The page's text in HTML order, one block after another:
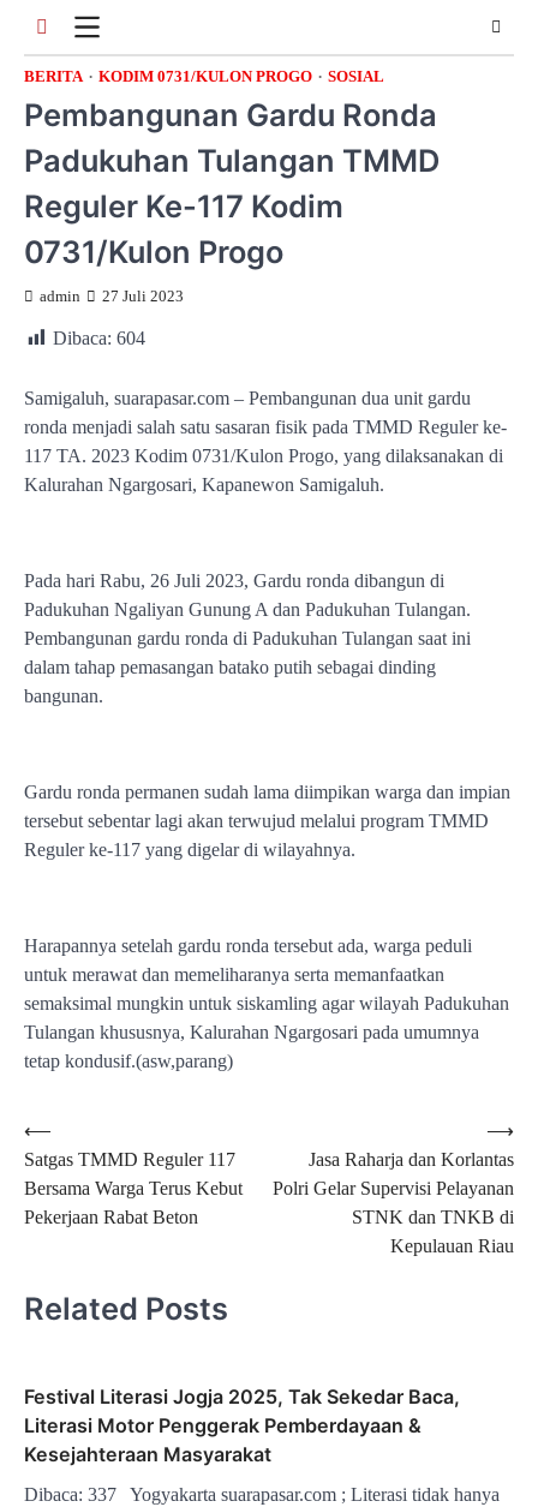
contentBERITA KODIM 0731/KULON PROGO SOSIAL
Pembangunan Gardu Ronda
Padukuhan Tulangan TMMD
Reguler Ke-117 Kodim
0731/Kulon Progo
admin 27 Juli 2023
Dibaca: 604
Samigaluh, suarapasar.com – Pembangunan dua unit gardu
ronda menjadi salah satu sasaran fisik pada TMMD Reguler ke-
117 TA. 2023 Kodim 0731/Kulon Progo, yang dilaksanakan di
Kalurahan Ngargosari, Kapanewon Samigaluh.
Pada hari Rabu, 26 Juli 2023, Gardu ronda dibangun di
Padukuhan Ngaliyan Gunung A dan Padukuhan Tulangan.
Pembangunan gardu ronda di Padukuhan Tulangan saat ini
dalam tahap pemasangan batako putih sebagai dinding
bangunan.
Gardu ronda permanen sudah lama diimpikan warga dan impian
tersebut sebentar lagi akan terwujud melalui program TMMD
Reguler ke-117 yang digelar di wilayahnya.
Harapannya setelah gardu ronda tersebut ada, warga peduli
untuk merawat dan memeliharanya serta memanfaatkan
semaksimal mungkin untuk siskamling agar wilayah Padukuhan
Tulangan khususnya, Kalurahan Ngargosari pada umumnya
tetap kondusif.(asw,parang)
Navigasi
pos
⟵
Satgas TMMD Reguler 117
Bersama Warga Terus Kebut
Pekerjaan Rabat Beton
Jasa Raharja dan Korlantas
Polri Gelar Supervisi Pelayanan
STNK dan TNKB di
Kepulauan Riau
⟶
Related Posts
Festival Literasi Jogja 2025, Tak Sekedar Baca,
Literasi Motor Penggerak Pemberdayaan &
Kesejahteraan Masyarakat
Dibaca: 337 Yogyakarta suarapasar.com ; Literasi tidak hanya